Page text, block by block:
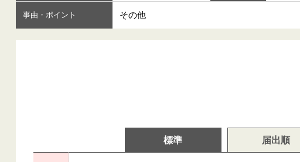
事由・ポイント その他
標準 届出順